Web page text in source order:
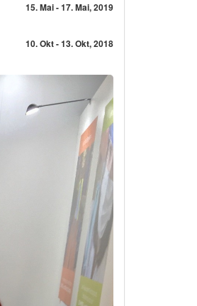
15. Mai - 17. Mai, 2019
10. Okt - 13. Okt, 2018